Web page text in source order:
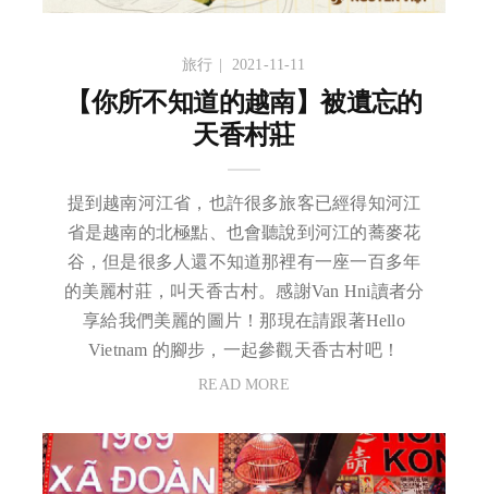
旅行 2021-11-11
【你所不知道的越南】被遺忘的
天香村莊
提到越南河江省，也許很多旅客已經得知河江
省是越南的北極點、也會聽說到河江的蕎麥花
谷，但是很多人還不知道那裡有一座一百多年
的美麗村莊，叫天香古村。感謝Van Hni讀者分
享給我們美麗的圖片！那現在請跟著Hello
Vietnam 的腳步，一起參觀天香古村吧！
READ MORE